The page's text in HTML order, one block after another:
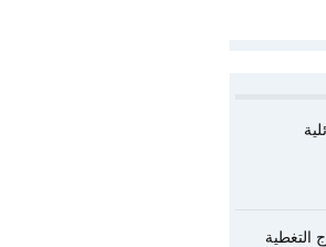
التغطية